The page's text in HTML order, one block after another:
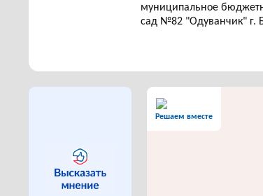
муниципальное
сад №82 "Одуванчик" г.
Решаем вместе